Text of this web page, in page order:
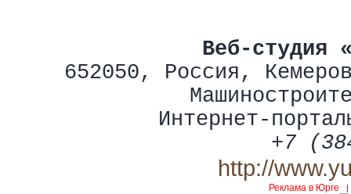
Веб-студия
652050, Россия ,
Интернет-
+7
http://
Реклама в Юрге